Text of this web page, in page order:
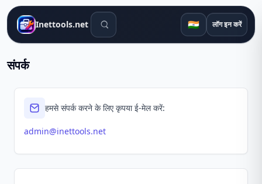
Inettools.net खोज उपकरण 🇮🇳 लॉग इन करें
संपर्क
हमसे संपर्क करने के लिए कृपया ई-मेल करें:
admin@inettools.net